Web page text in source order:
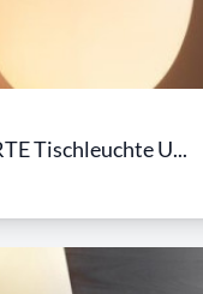
Tischleuchte U...